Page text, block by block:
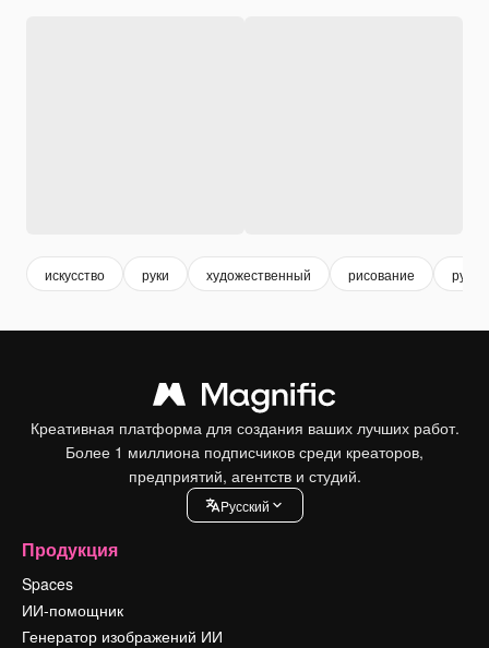
искусство руки художественный рисование рука
Креативная платформа для создания ваших лучших работ.
Более 1 миллиона подписчиков среди креаторов,
предприятий, агентств и студий.
Pусский
Продукция
Spaces
ИИ-помощник
Генератор изображений ИИ